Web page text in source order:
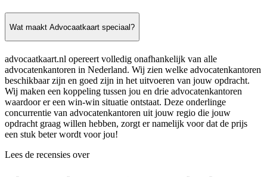
Wat maakt Advocaatkaart speciaal?
advocaatkaart.nl opereert volledig onafhankelijk van alle
advocatenkantoren in Nederland. Wij zien welke advocatenkantoren
beschikbaar zijn en goed zijn in het uitvoeren van jouw opdracht.
Wij maken een koppeling tussen jou en drie advocatenkantoren
waardoor er een win-win situatie ontstaat. Deze onderlinge
concurrentie van advocatenkantoren uit jouw regio die jouw
opdracht graag willen hebben, zorgt er namelijk voor dat de prijs
een stuk beter wordt voor jou!
Lees de recensies over